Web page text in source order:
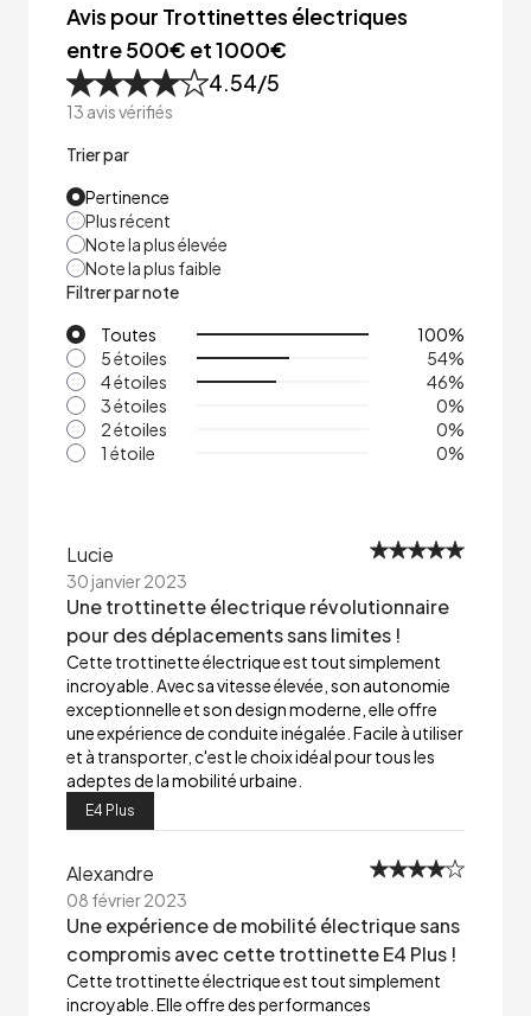
Avis pour Trottinettes électriques
entre 500€ et 1000€
4.54/5
13 avis vérifiés
Trier par
Pertinence
Plus récent
Note la plus élevée
Note la plus faible
Filtrer par note
Toutes
100%
5 étoiles
54%
4 étoiles
46%
3 étoiles
0%
2 étoiles
0%
1 étoile
0%
Lucie
30 janvier 2023
Une trottinette électrique révolutionnaire
pour des déplacements sans limites !
Cette trottinette électrique est tout simplement
incroyable. Avec sa vitesse élevée, son autonomie
exceptionnelle et son design moderne, elle offre
une expérience de conduite inégalée. Facile à utiliser
et à transporter, c'est le choix idéal pour tous les
adeptes de la mobilité urbaine.
E4 Plus
Alexandre
08 février 2023
Une expérience de mobilité électrique sans
compromis avec cette trottinette E4 Plus !
Cette trottinette électrique est tout simplement
incroyable. Elle offre des performances